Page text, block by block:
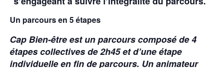
Un parcours en 5 étapes
Cap Bien-être est un parcours composé de 4
étapes collectives de 2h45 et d’une étape
individuelle en fin de parcours. Un animateur